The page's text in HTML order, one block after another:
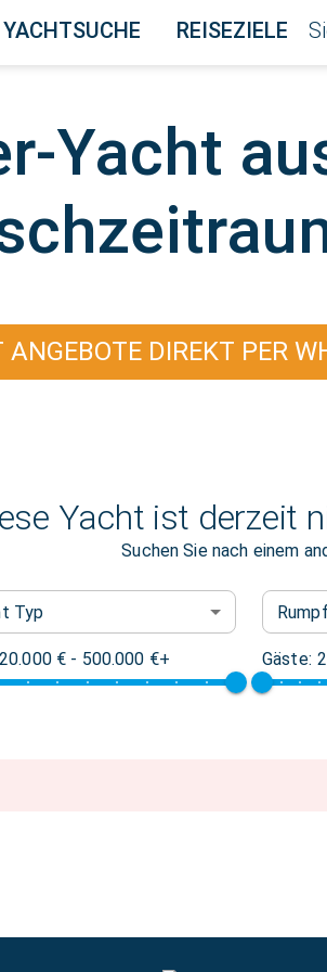
YACHTSUCHE REISEZIELE
Yacht
DIREKT PER